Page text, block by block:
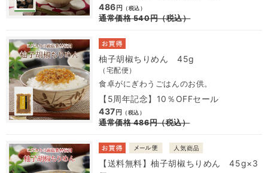
486 円 （税込）
通常価格540円（税込）
柚子胡椒ちりめん 45g
（宅配便）
食卓がにぎわうごはんのお供。
【5周年記念】10％OFFセール
437 円 （税込）
通常価格486円（税込）
【送料無料】柚子胡椒ちりめん 45g×3